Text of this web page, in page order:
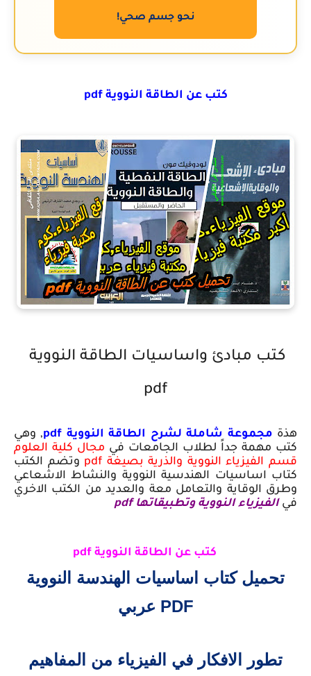
نحو جسم صحي!
كتب عن الطاقة النووية pdf
كتب مبادئ واساسيات الطاقة النووية
pdf
هذة مجموعة شاملة لشرح الطاقة النووية pdf
, وهي
كتب مهمة جداً لطلاب الجامعات في مجال كلية العلوم
قسم الفيزياء النووية والذرية بصيغة pdf
وتضم الكتب
كتاب اساسيات الهندسية النووية والنشاط الاشعاعي
وطرق الوقاية والتعامل معة والعديد من الكتب الاخري
فيالفيزياء النووية وتطبيقاتها pdf
كتب عن الطاقة النووية pdf
تحميل كتاب اساسيات الهندسة النووية
PDF عربي
تطور الافكار في الفيزياء من المفاهيم